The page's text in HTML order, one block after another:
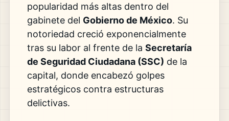
popularidad más altas dentro del
gabinete del Gobierno de México. Su
notoriedad creció exponencialmente
tras su labor al frente de la Secretaría
de Seguridad Ciudadana (SSC) de la
capital, donde encabezó golpes
estratégicos contra estructuras
delictivas.